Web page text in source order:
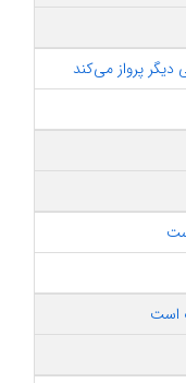
دیگر پرواز می‌کند
است